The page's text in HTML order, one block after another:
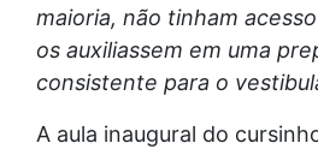
maioria, não tinham
os auxiliassem em uma
consistente para o
A aula inaugural do